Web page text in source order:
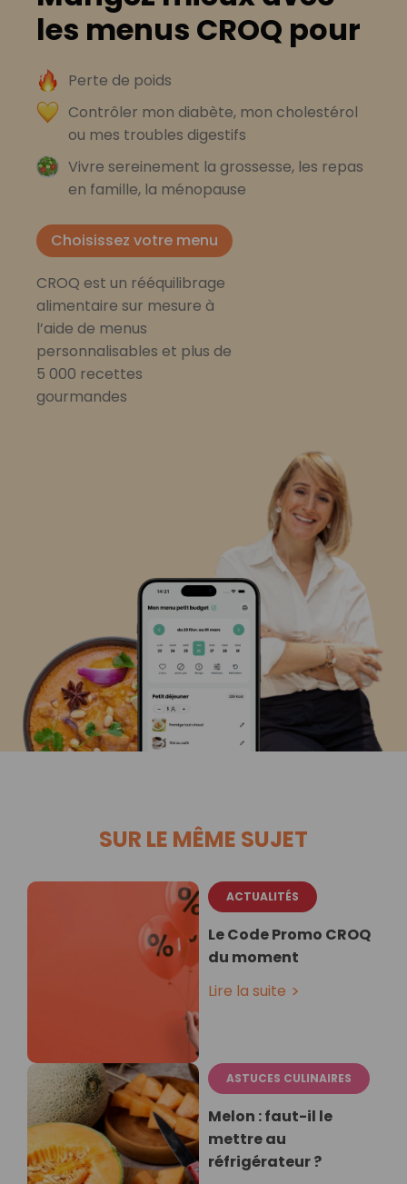
les menus CROQ pour
Perte de poids
Contrôler mon diabète, mon cholestérol
ou mes troubles digestifs
Vivre sereinement la grossesse, les repas
en famille, la ménopause
Choisissez votre menu
CROQ est un rééquilibrage
alimentaire sur mesure à
l’aide de menus
personnalisables et plus de
5 000 recettes
gourmandes
SUR LE MÊME SUJET
ACTUALITÉS
Le Code Promo CROQ
du moment
Lire la suite
ASTUCES CULINAIRES
Melon : faut-il le
mettre au
réfrigérateur ?